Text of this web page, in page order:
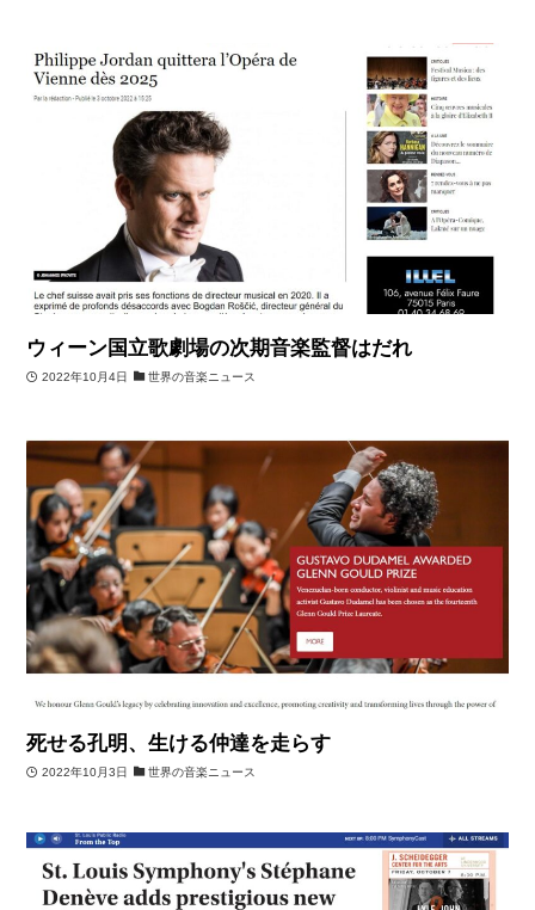
ウィーン国立歌劇場の次期音楽監督はだれ
2022年10月4日 世界の音楽ニュース
死せる孔明、生ける仲達を走らす
2022年10月3日 世界の音楽ニュース